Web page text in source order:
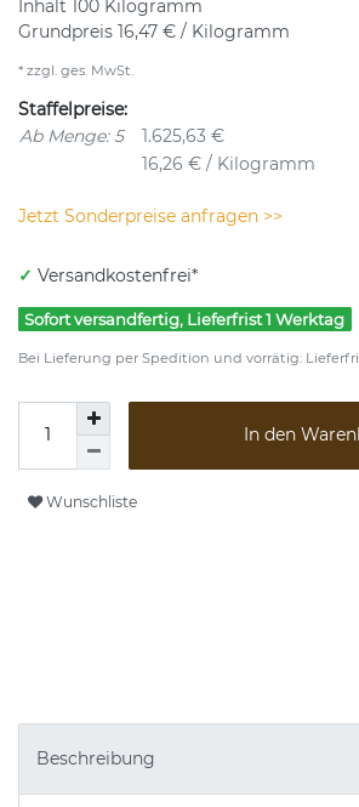
Inhalt 100 Kilogramm
Grundpreis 16,47 € / Kilogramm
* zzgl. ges. MwSt.
Staffelpreise:
Ab Menge: 5
1.625,63 €
16,26 € / Kilogramm
Jetzt Sonderpreise anfragen >>
✓ Versandkostenfrei*
Sofort versandfertig, Lieferfrist 1 Werktag
Bei Lieferung per Spedition und vorrätig:
In den
Wunschliste
Beschreibung